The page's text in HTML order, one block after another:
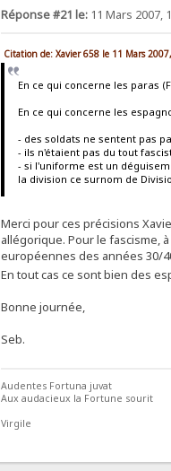
Réponse #21 le:11 Mars 2007,
Citation de: Xavier 658 le 11 Mars
En ce qui concerne les paras
En ce qui concerne les
- des soldats ne sentent pas
- ils n'étaient pas du tout
- si l'uniforme est un
la division ce surnom de
Merci pour ces précisions
allégorique. Pour le fascisme,
européennes des années 30/
En tout cas ce sont bien des
Bonne journée,
Seb.
Audentes Fortuna juvat
Aux audacieux la Fortune sourit
Virgile